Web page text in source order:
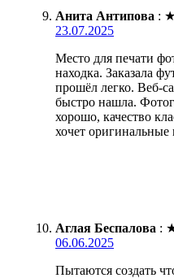
Анита Антипова : ★
23.07.2025
Место для печати
находка. Заказала
прошёл легко. Веб-
быстро нашла.
хорошо, качество
хочет оригинальные
Аглая Беспалова :
06.06.2025
Пытаются создать